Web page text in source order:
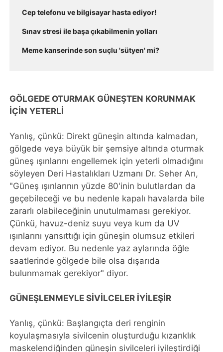
Cep telefonu ve bilgisayar hasta ediyor!
Sınav stresi ile başa çıkabilmenin yolları
Meme kanserinde son suçlu 'sütyen' mi?
GÖLGEDE OTURMAK GÜNEŞTEN KORUNMAK
İÇİN YETERLİ
Yanlış, çünkü: Direkt güneşin altında kalmadan,
gölgede veya büyük bir şemsiye altında oturmak
güneş ışınlarını engellemek için yeterli olmadığını
söyleyen Deri Hastalıkları Uzmanı Dr. Seher Arı,
"Güneş ışınlarının yüzde 80'inin bulutlardan da
geçebileceği ve bu nedenle kapalı havalarda bile
zararlı olabileceğinin unutulmaması gerekiyor.
Çünkü, havuz-deniz suyu veya kum da UV
ışınlarını yansıttığı için güneşin olumsuz etkileri
devam ediyor. Bu nedenle yaz aylarında öğle
saatlerinde gölgede bile olsa dışarıda
bulunmamak gerekiyor" diyor.
GÜNEŞLENMEYLE SİVİLCELER İYİLEŞİR
Yanlış, çünkü: Başlangıçta deri renginin
koyulaşmasıyla sivilcenin oluşturduğu kızarıklık
maskelendiğinden güneşin sivilceleri iyileştirdiği